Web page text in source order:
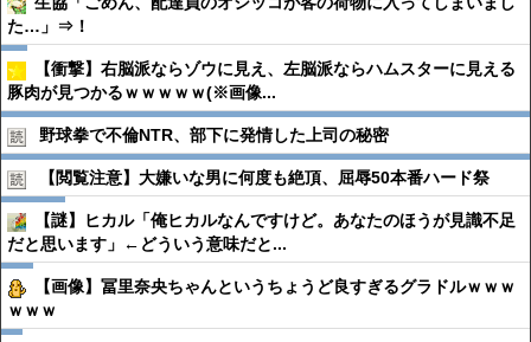
た…」⇒！
【衝撃】右脳派ならゾウに見え、左脳派ならハムスターに見える
豚肉が見つかるｗｗｗｗｗ(※画像...
野球拳で不倫NTR、部下に発情した上司の秘密
【閲覧注意】大嫌いな男に何度も絶頂、屈辱50本番ハード祭
【謎】ヒカル「俺ヒカルなんですけど。あなたのほうが見識不足
だと思います」←どういう意味だと...
【画像】冨里奈央ちゃんというちょうど良すぎるグラドルｗｗｗ
ｗｗｗ